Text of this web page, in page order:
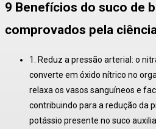
9 Benefícios do suco de
comprovados pela
1. Reduz a pressão arterial: o
converte em óxido nítrico no
relaxa os vasos sanguíneos e
contribuindo para a redução da
potássio presente no suco